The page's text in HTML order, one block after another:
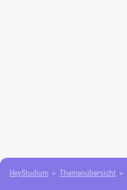
HeyStudium Themenübersicht